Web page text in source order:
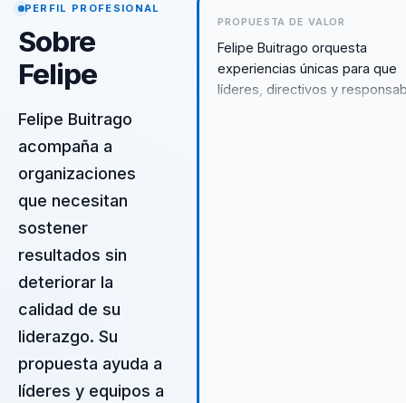
PERFIL PROFESIONAL
Sobre
Felipe
Felipe Buitrago
acompaña a
organizaciones
que necesitan
sostener
resultados sin
deteriorar la
calidad de su
liderazgo. Su
propuesta ayuda a
líderes y equipos a
PROPUESTA DE VALOR
Felipe Buitrago orquesta
experiencias únicas para que
líderes, directivos y